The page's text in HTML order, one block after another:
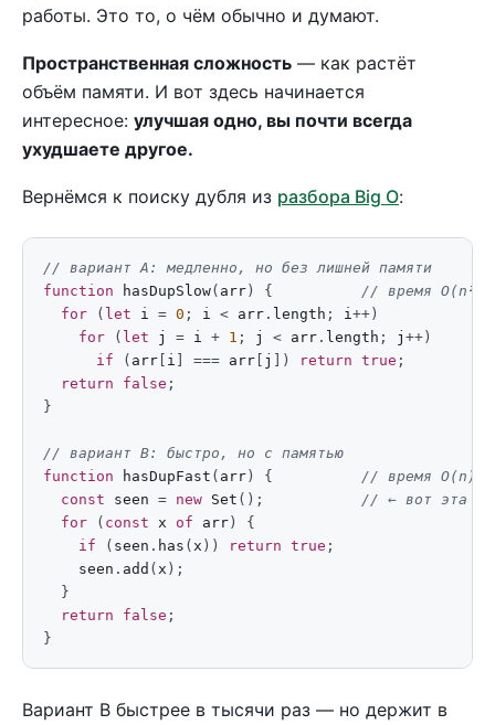
работы. Это то, о чём обычно и думают.
Пространственная сложность — как растёт
объём памяти. И вот здесь начинается
интересное: улучшая одно, вы почти всегда
ухудшаете другое.
Вернёмся к поиску дубля из разбора Big O:
function
hasDupSlow( arr )
{
for
( let i = 0 ; i < arr . length ; i ++ )
for
( let j = i + 1 ; j < arr . length ; j ++ )
if
( arr i === arr j ]) return true ;
return
false ;
}
function
hasDupFast ( arr )
{
const
seen = new Set ();
for
( const x of arr )
{
if
( seen . has ( x )) return true ;
seen . add ( x );
}
return
false ;
}
Вариант B быстрее в тысячи раз — но держит в